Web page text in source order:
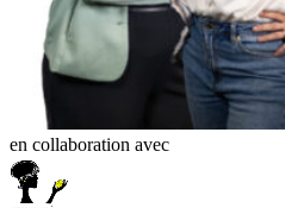
en collaboration avec